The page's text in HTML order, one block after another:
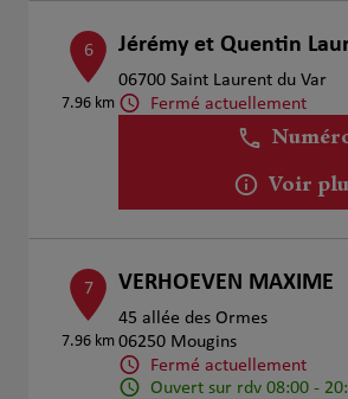
6
7.96 km
Jérémy et Quentin
06700 Saint Laurent du Var
Fermé actuellement
Voir
7
7.96 km
VERHOEVEN MAXIME
45 allée des Ormes
06250 Mougins
Fermé actuellement
Ouvert sur rdv 08:00 -